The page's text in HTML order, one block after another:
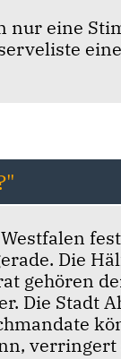
nur eine
Die
gehören
Die Stadt
verringert